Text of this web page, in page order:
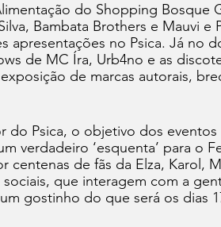
do Shopping Bosque
Bambata Brothers e Mauvi e
apresentações no Psica. Já no
de MC Íra, Urb4no e as
de marcas autorais,
Psica, o objetivo dos eventos
verdadeiro ‘esquenta’ para o
centenas de fãs da Elza, Karol,
que interagem com a
gostinho do que será os dias